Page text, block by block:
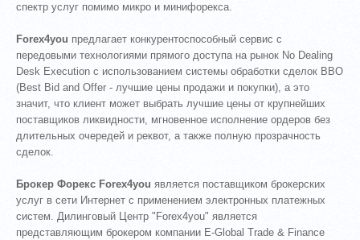
спектр услуг помимо микро и минифорекса.
Forex4you предлагает конкурентоспособный сервис с
передовыми технологиями прямого доступа на рынок No Dealing
Desk Execution с использованием системы обработки сделок BBO
(Best Bid and Offer - лучшие цены продажи и покупки), а это
значит, что клиент может выбрать лучшие цены от крупнейших
поставщиков ликвидности, мгновенное исполнение ордеров без
длительных очередей и реквот, а также полную прозрачность
сделок.
Брокер Форекс Forex4you является поставщиком брокерских
услуг в сети Интернет с применением электронных платежных
систем. Дилинговый Центр "Forex4you" является
представляющим брокером компании E-Global Trade & Finance